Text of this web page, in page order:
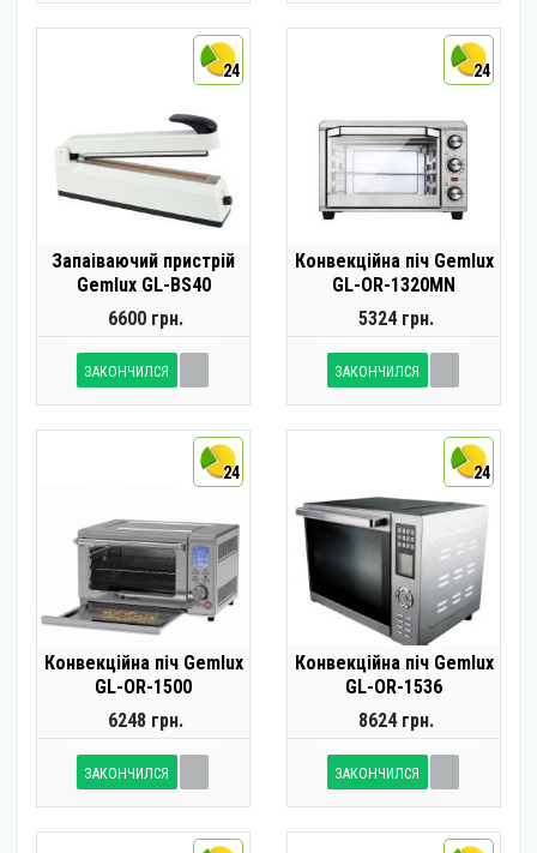
24
Запаіваючий пристрій
Gemlux GL-BS40
6600 грн.
ЗАКОНЧИЛСЯ
24
Конвекційна піч Gemlux
GL-OR-1320MN
5324 грн.
ЗАКОНЧИЛСЯ
24
Конвекційна піч Gemlux
GL-OR-1500
6248 грн.
ЗАКОНЧИЛСЯ
24
Конвекційна піч Gemlux
GL-OR-1536
8624 грн.
ЗАКОНЧИЛСЯ